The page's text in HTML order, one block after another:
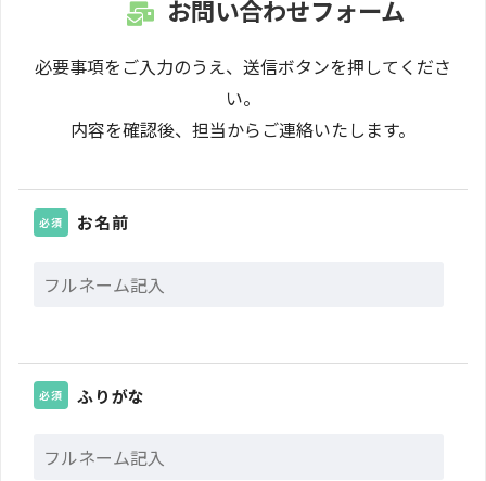
お問い合わせフォーム
必要事項をご入力のうえ、送信ボタンを押してくださ
い。
内容を確認後、担当からご連絡いたします。
必須 お名前
必須 ふりがな